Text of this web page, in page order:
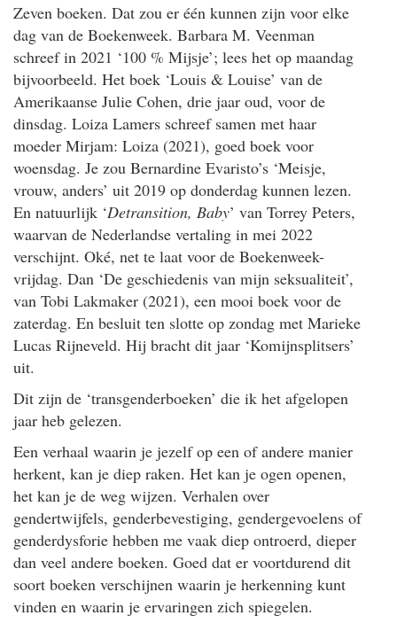
Zeven boeken. Dat zou er één kunnen zijn voor elke
dag van de Boekenweek. Barbara M. Veenman
schreef in 2021 ‘100 % Mijsje’; lees het op maandag
bijvoorbeeld. Het boek ‘Louis & Louise’ van de
Amerikaanse Julie Cohen, drie jaar oud, voor de
dinsdag. Loiza Lamers schreef samen met haar
moeder Mirjam: Loiza (2021), goed boek voor
woensdag. Je zou Bernardine Evaristo’s ‘Meisje,
vrouw, anders’ uit 2019 op donderdag kunnen lezen.
En natuurlijk ‘Detransition, Baby’ van Torrey Peters,
waarvan de Nederlandse vertaling in mei 2022
verschijnt. Oké, net te laat voor de Boekenweek-
vrijdag. Dan ‘De geschiedenis van mijn seksualiteit’,
van Tobi Lakmaker (2021), een mooi boek voor de
zaterdag. En besluit ten slotte op zondag met Marieke
Lucas Rijneveld. Hij bracht dit jaar ‘Komijnsplitsers’
uit.
Dit zijn de ‘transgenderboeken’ die ik het afgelopen
jaar heb gelezen.
Een verhaal waarin je jezelf op een of andere manier
herkent, kan je diep raken. Het kan je ogen openen,
het kan je de weg wijzen. Verhalen over
gendertwijfels, genderbevestiging, gendergevoelens of
genderdysforie hebben me vaak diep ontroerd, dieper
dan veel andere boeken. Goed dat er voortdurend dit
soort boeken verschijnen waarin je herkenning kunt
vinden en waarin je ervaringen zich spiegelen.